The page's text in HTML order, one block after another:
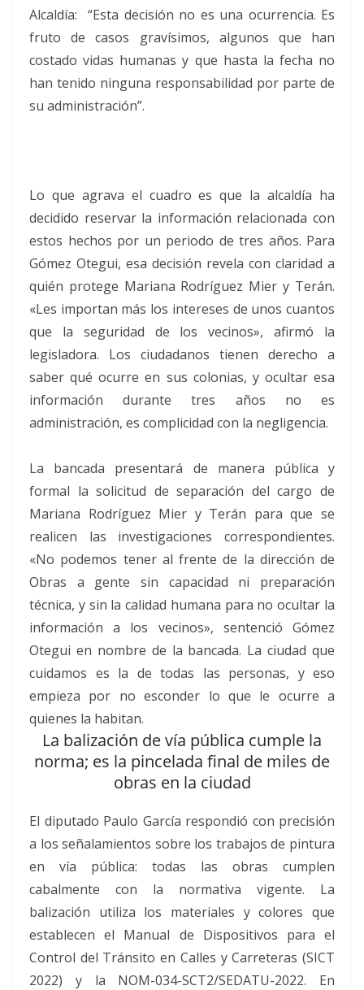
Alcaldía: “Esta decisión no es una ocurrencia. Es
fruto de casos gravísimos, algunos que han
costado vidas humanas y que hasta la fecha no
han tenido ninguna responsabilidad por parte de
su administración”.
Lo que agrava el cuadro es que la alcaldía ha
decidido reservar la información relacionada con
estos hechos por un periodo de tres años. Para
Gómez Otegui, esa decisión revela con claridad a
quién protege Mariana Rodríguez Mier y Terán.
«Les importan más los intereses de unos cuantos
que la seguridad de los vecinos», afirmó la
legisladora. Los ciudadanos tienen derecho a
saber qué ocurre en sus colonias, y ocultar esa
información durante tres años no es
administración, es complicidad con la negligencia.
La bancada presentará de manera pública y
formal la solicitud de separación del cargo de
Mariana Rodríguez Mier y Terán para que se
realicen las investigaciones correspondientes.
«No podemos tener al frente de la dirección de
Obras a gente sin capacidad ni preparación
técnica, y sin la calidad humana para no ocultar la
información a los vecinos», sentenció Gómez
Otegui en nombre de la bancada. La ciudad que
cuidamos es la de todas las personas, y eso
empieza por no esconder lo que le ocurre a
quienes la habitan.
La balización de vía pública cumple la
norma; es la pincelada final de miles de
obras en la ciudad
El diputado Paulo García respondió con precisión
a los señalamientos sobre los trabajos de pintura
en vía pública: todas las obras cumplen
cabalmente con la normativa vigente. La
balización utiliza los materiales y colores que
establecen el Manual de Dispositivos para el
Control del Tránsito en Calles y Carreteras (SICT
2022) y la NOM-034-SCT2/SEDATU-2022. En